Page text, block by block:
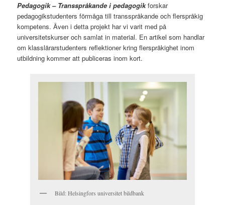
Pedagogik – Transspråkande i pedagogik forskar
pedagogikstudenters förmåga till transspråkande och flerspråkig
kompetens. Även i detta projekt har vi varit med på
universitetskurser och samlat in material. En artikel som handlar
om klasslärarstudenters reflektioner kring flerspråkighet inom
utbildning kommer att publiceras inom kort.
Bild: Helsingfors universitet bildbank